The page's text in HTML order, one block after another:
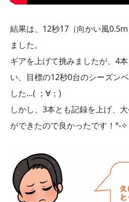
結果は、12秒17（向かい風
ました。
ギアを上げて挑みましたが、4
い、目標の12秒0台のシーズン
した…( ；∀；)
しかし、3本とも記録を上げ、
ができたので良かったです！°˖✧